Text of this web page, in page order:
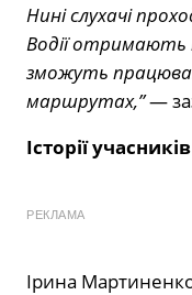
Нині слухачі
Водії отримають
зможуть
маршрутах,”—
Історії
РЕКЛАМА
Ірина